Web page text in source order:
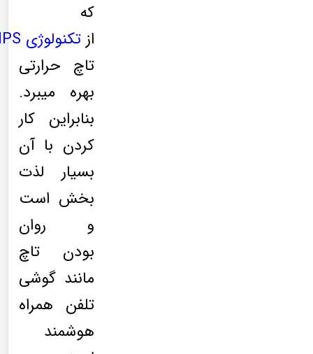
که
از تکنولوژی
تاچ حرارتی
بهره میبرد.
بنابراین کار
کردن با آن
بسیار لذت
بخش است
و روان
بودن تاچ
مانند گوشی
تلفن همراه
هوشمند